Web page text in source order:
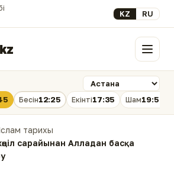
Select your
KZ RU
Мәзір
Бесін12:25 Екінті17:35 Шам19:54
тарихы
сарайынан Алладан басқа